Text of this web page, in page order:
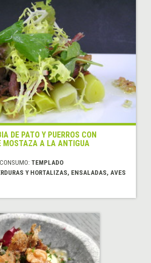
DE PATO Y PUERROS CON
MOSTAZA A LA ANTIGUA
TEMPLADO
Y HORTALIZAS, ENSALADAS, AVES